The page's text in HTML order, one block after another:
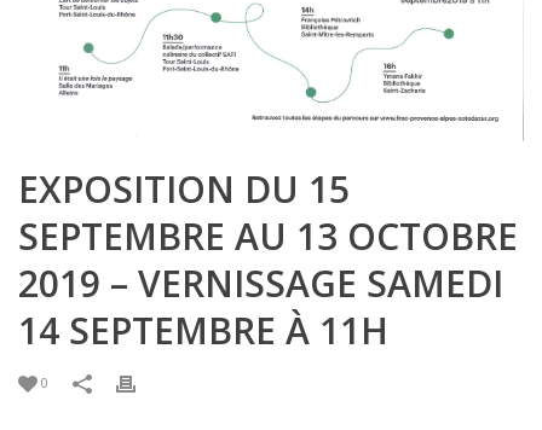
EXPOSITION DU 15
SEPTEMBRE AU 13 OCTOBRE
2019 – VERNISSAGE SAMEDI
14 SEPTEMBRE À 11H
0